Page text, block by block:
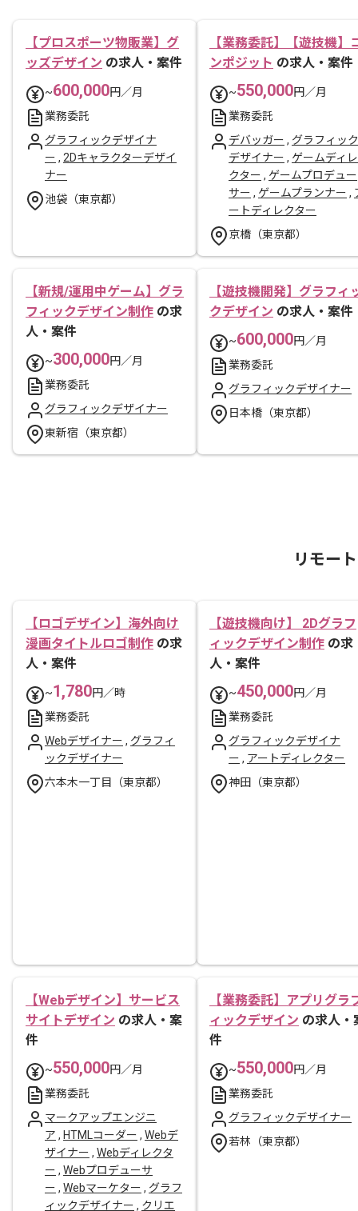
【プロスポーツ物販業】グ
ッズデザイン の求人・案件
~600,000円／月
業務委託
グラフィックデザイナ
ー , 2Dキャラクターデザイ
ナー
池袋（東京都）
【業務委託】【遊技機】
ンポジット の求人・案件
~550,000円／月
業務委託
デバッガー , グラフィック
デザイナー , ゲームディレ
クター , ゲームプロデュー
サー , ゲームプランナー ,
ートディレクター
京橋（東京都）
【新規/運用中ゲーム】グラ
フィックデザイン制作 の求
人・案件
~300,000円／月
業務委託
グラフィックデザイナー
東新宿（東京都）
【遊技機開発】グラフィ
クデザイン の求人・案件
~600,000円／月
業務委託
グラフィックデザイナー
日本橋（東京都）
リモー
【ロゴデザイン】海外向け
漫画タイトルロゴ制作 の求
人・案件
~1,780円／時
業務委託
Webデザイナー , グラフィ
ックデザイナー
六本木一丁目（東京都）
【遊技機向け】 2Dグラフ
ィックデザイン制作 の求
人・案件
~450,000円／月
業務委託
グラフィックデザイナ
ー , アートディレクター
神田（東京都）
【Webデザイン】サービス
サイトデザイン の求人・案
件
~550,000円／月
業務委託
マークアップエンジニ
ア , HTMLコーダー , Webデ
ザイナー , Webディレクタ
ー , Webプロデューサ
ー , Webマーケター , グラフ
ィックデザイナー , クリエ
【業務委託】アプリグラ
ィックデザイン の求人・
件
~550,000円／月
業務委託
グラフィックデザイナー
若林（東京都）